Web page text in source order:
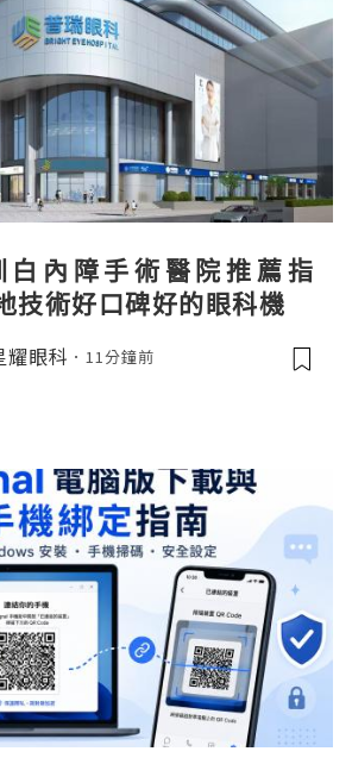
白內障手術醫院推薦指
技術好口碑好的眼科機構
耀眼科 11分鐘前